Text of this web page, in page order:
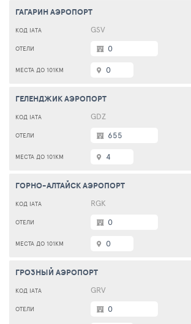
ГАГАРИН АЭРОПОРТ
GSV
0
0
ГЕЛЕНДЖИК АЭРОПОРТ
GDZ
655
4
ГОРНО-АЛТАЙСК АЭРОПОРТ
RGK
0
0
ГРОЗНЫЙ АЭРОПОРТ
GRV
0